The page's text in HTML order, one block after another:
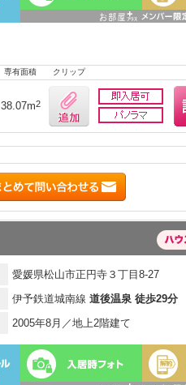
専有面積 クリップ
38.07m2
愛媛県松山市正円寺３丁目8-27
伊予鉄道城南線 道後温泉 徒歩29分
2005年8月／地上2階建て